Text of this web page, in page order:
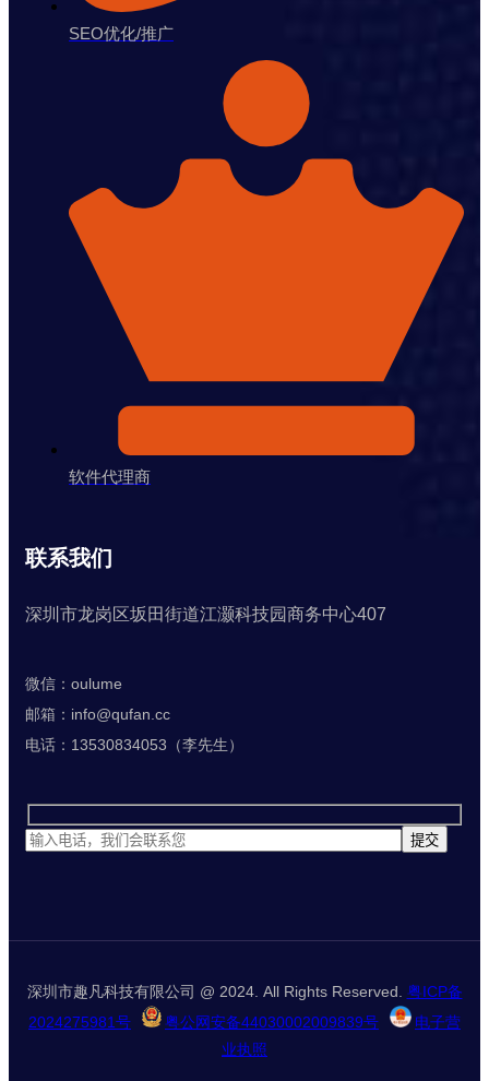
SEO优化/推广
软件代理商
联系我们
深圳市龙岗区坂田街道江灏科技园商务中心407
微信：oulume
邮箱：info@qufan.cc
电话：13530834053（李先生）
深圳市趣凡科技有限公司 @ 2024. All Rights Reserved. 粤ICP备
2024275981号
粤公网安备44030002009839号
电子营
业执照